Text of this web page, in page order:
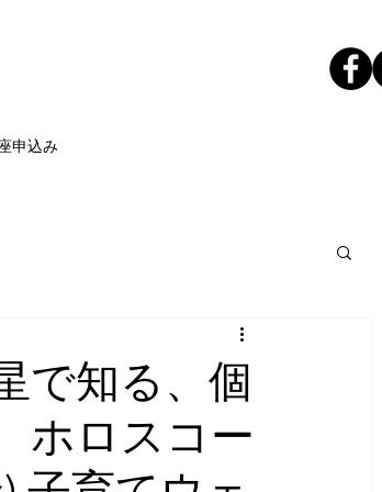
申込み
で知る、個
ホロスコー